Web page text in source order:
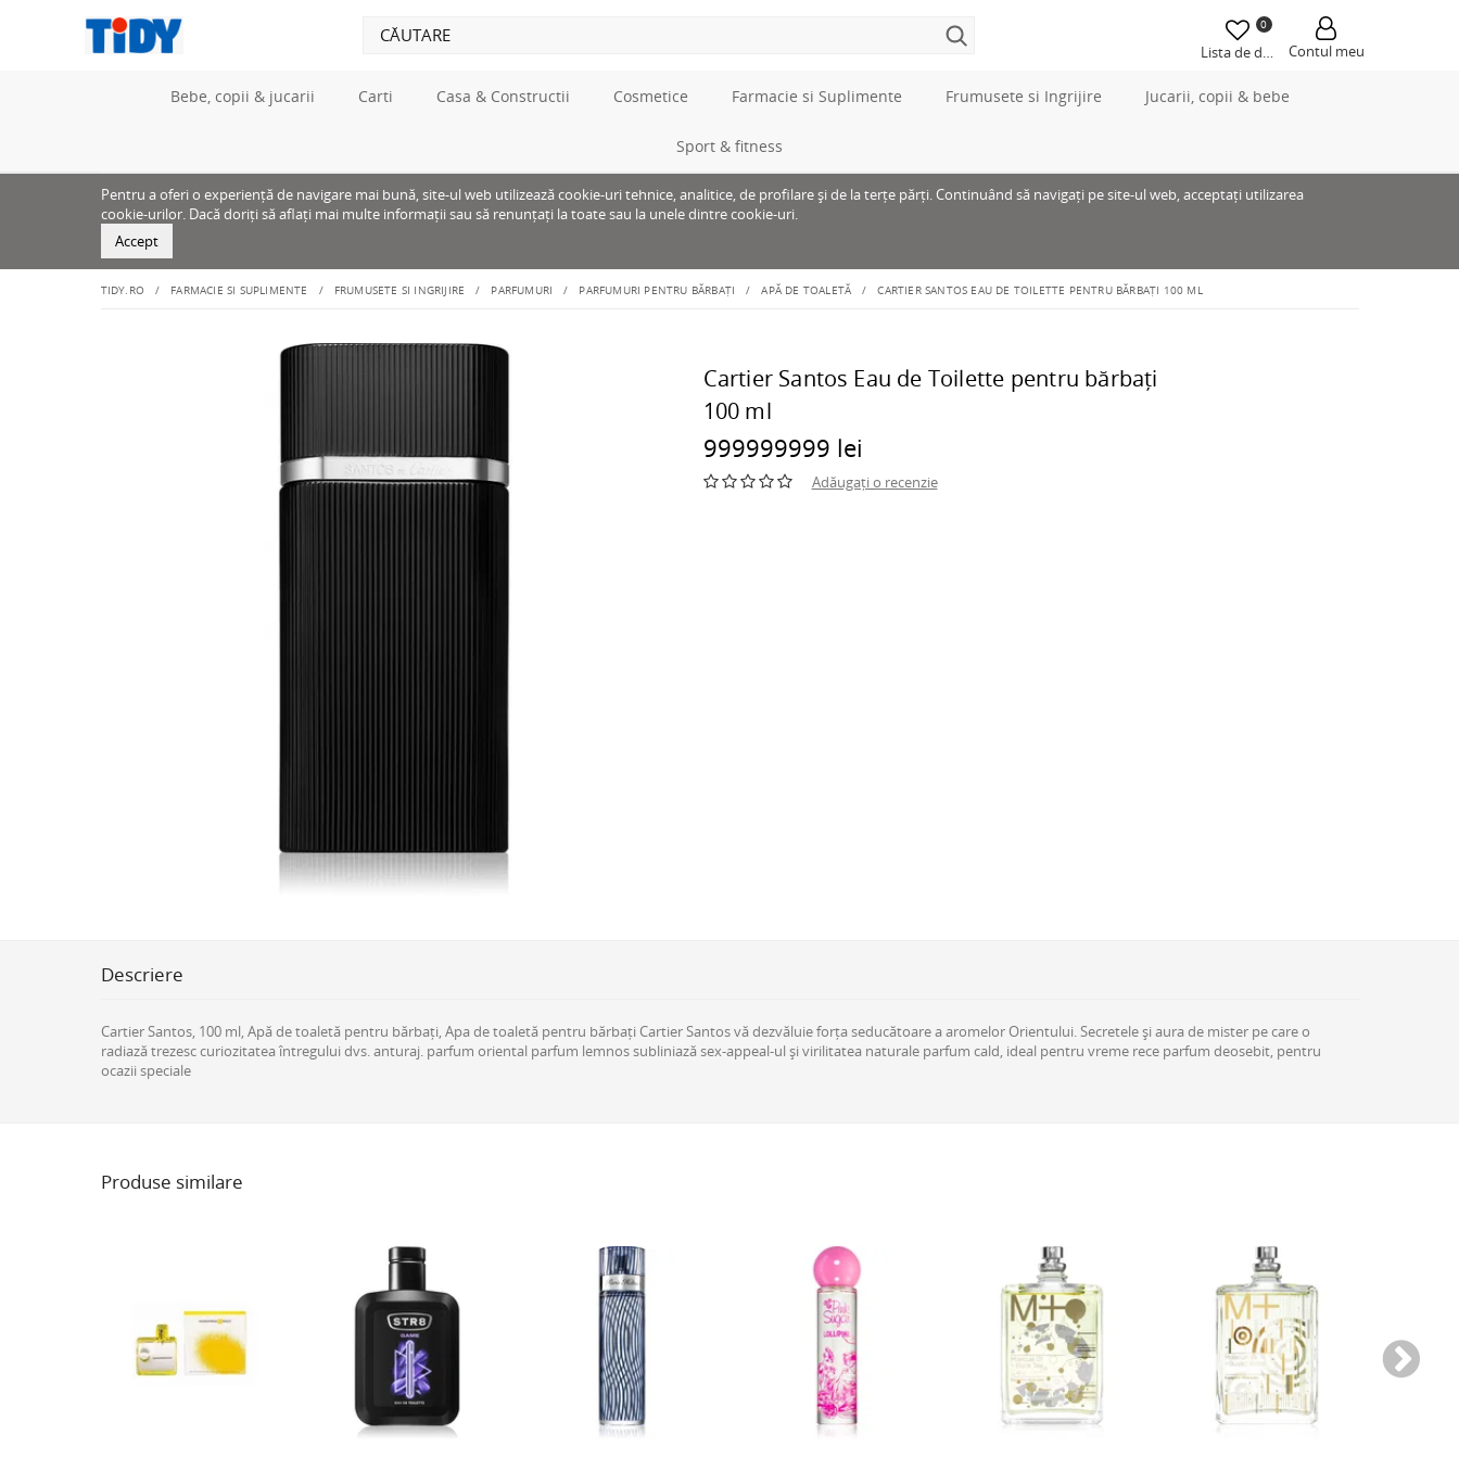
0
Lista de dorințeContul meu
Bebe, copii & jucarii Carti Casa & Constructii Cosmetice Farmacie si Suplimente Frumusete si Ingrijire Jucarii, copii & bebe
Sport & fitness
Pentru a oferi o experiență de navigare mai bună, site-ul web utilizează cookie-uri tehnice, analitice, de profilare și de la terțe părți. Continuând să navigați pe site-ul web, acceptați utilizarea
cookie-urilor. Dacă doriți să aflați mai multe informații sau să renunțați la toate sau la unele dintre cookie-uri.
Accept
TIDY.RO FARMACIE SI SUPLIMENTE FRUMUSETE SI INGRIJIRE PARFUMURI PARFUMURI PENTRU BĂRBAȚI APĂ DE TOALETĂ CARTIER SANTOS EAU DE TOILETTE PENTRU BĂRBAȚI 100 ML
Cartier Santos Eau de Toilette pentru bărbați
100 ml
999999999 lei
Adăugați o recenzie
Descriere
Cartier Santos, 100 ml, Apă de toaletă pentru bărbați, Apa de toaletă pentru bărbați Cartier Santos vă dezvăluie forța seducătoare a aromelor Orientului. Secretele și aura de mister pe care o
radiază trezesc curiozitatea întregului dvs. anturaj. parfum oriental parfum lemnos subliniază sex-appeal-ul și virilitatea naturale parfum cald, ideal pentru vreme rece parfum deosebit, pentru
ocazii speciale
Produse similare